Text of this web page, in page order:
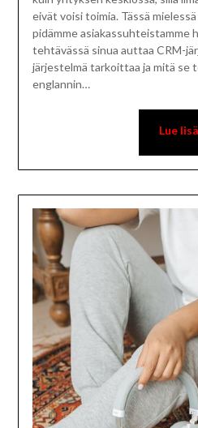
eivät voisi toimia. Tässä
pidämme asiakassuhteistamme
tehtävässä sinua auttaa CRM-
järjestelmä tarkoittaa ja mitä se
englannin…